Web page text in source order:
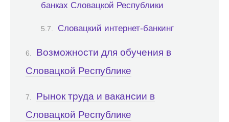
банках Словацкой Республики
Словацкий интернет-банкинг
Возможности для обучения в
Словацкой Республике
Рынок труда и вакансии в
Словацкой Республике